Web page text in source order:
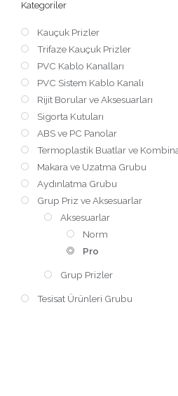
Kategoriler
Kauçuk Prizler
Trifaze Kauçuk Prizler
PVC Kablo Kanalları
PVC Sistem Kablo Kanalı
Rijit Borular ve Aksesuarları
Sigorta Kutuları
ABS ve PC Panolar
Termoplastik Buatlar ve
Makara ve Uzatma Grubu
Aydınlatma Grubu
Grup Priz ve Aksesuarlar
Aksesuarlar
Norm
Pro
Grup Prizler
Tesisat Ürünleri Grubu